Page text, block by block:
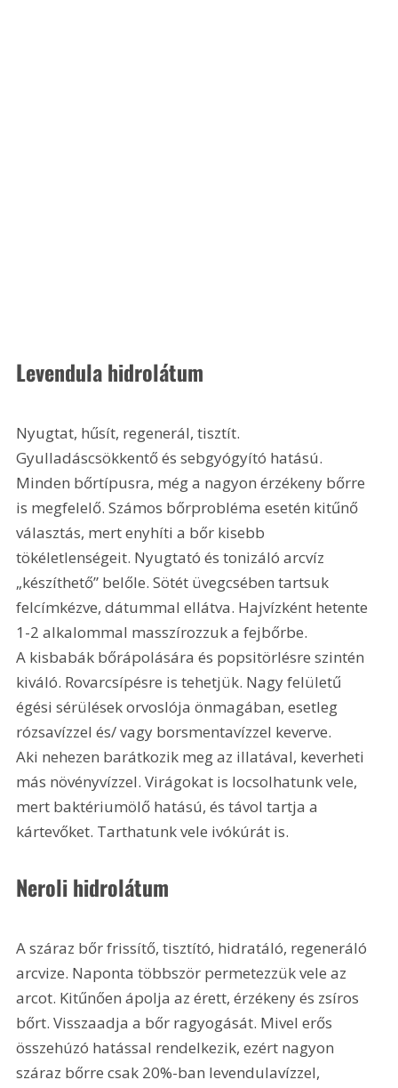
Levendula hidrolátum
Nyugtat, hűsít, regenerál, tisztít.
Gyulladáscsökkentő és sebgyógyító hatású.
Minden bőrtípusra, még a nagyon érzékeny bőrre
is megfelelő. Számos bőrprobléma esetén kitűnő
választás, mert enyhíti a bőr kisebb
tökéletlenségeit. Nyugtató és tonizáló arcvíz
„készíthető” belőle. Sötét üvegcsében tartsuk
felcímkézve, dátummal ellátva. Hajvízként hetente
1-2 alkalommal masszírozzuk a fejbőrbe.
A kisbabák bőrápolására és popsitörlésre szintén
kiváló. Rovarcsípésre is tehetjük. Nagy felületű
égési sérülések orvoslója önmagában, esetleg
rózsavízzel és/ vagy borsmentavízzel keverve.
Aki nehezen barátkozik meg az illatával, keverheti
más növényvízzel. Virágokat is locsolhatunk vele,
mert baktériumölő hatású, és távol tartja a
kártevőket. Tarthatunk vele ivókúrát is.
Neroli hidrolátum
A száraz bőr frissítő, tisztító, hidratáló, regeneráló
arcvize. Naponta többször permetezzük vele az
arcot. Kitűnően ápolja az érett, érzékeny és zsíros
bőrt. Visszaadja a bőr ragyogását. Mivel erős
összehúzó hatással rendelkezik, ezért nagyon
száraz bőrre csak 20%-ban levendulavízzel,